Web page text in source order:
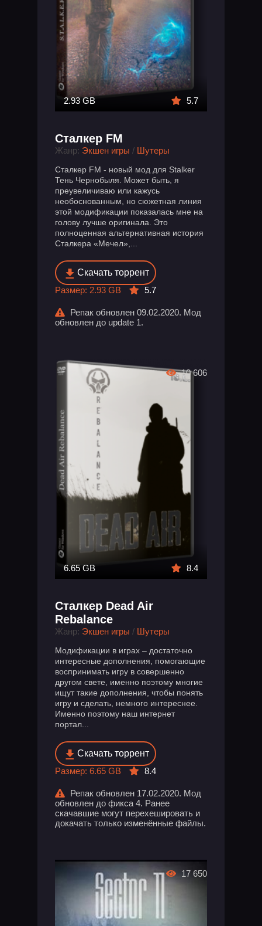
2.93 GB 5.7
Сталкер FM
Жанр: Экшен игры / Шутеры
Сталкер FM - новый мод для Stalker
Тень Чернобыля. Может быть, я
преувеличиваю или кажусь
необоснованным, но сюжетная линия
этой модификации показалась мне на
голову лучше оригинала. Это
полноценная альтернативная история
Сталкера «Мечел»,...
Скачать торрент
Размер: 2.93 GB
5.7
Репак обновлен 09.02.2020. Мод
обновлен до update 1.
6.65 GB 8.4
Сталкер Dead Air
Rebalance
Жанр: Экшен игры / Шутеры
Модификации в играх – достаточно
интересные дополнения, помогающие
воспринимать игру в совершенно
другом свете, именно поэтому многие
ищут такие дополнения, чтобы понять
игру и сделать, немного интереснее.
Именно поэтому наш интернет
портал...
Скачать торрент
Размер: 6.65 GB
8.4
Репак обновлен 17.02.2020. Мод
обновлен до фикса 4. Ранее
скачавшие могут перехешировать и
докачать только изменённые файлы.
10 606
17 650